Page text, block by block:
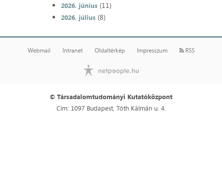
2026. június(11)
2026. július(8)
Webmail Intranet Oldaltérkép Impresszum RSS
© Társadalomtudományi Kutatóközpont
Cím: 1097 Budapest, Tóth Kálmán u. 4.